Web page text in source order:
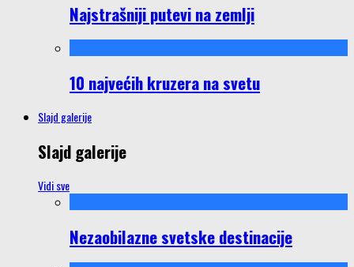
Najstrašniji putevi na zemlji
10 najvećih kruzera na svetu
Slajd galerije
Slajd galerije
Vidi sve
Nezaobilazne svetske destinacije